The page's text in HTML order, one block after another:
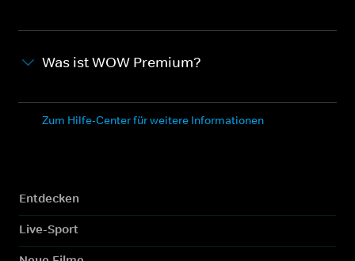
Was ist WOW Premium?
Zum Hilfe-Center für weitere Informationen
Entdecken
Live-Sport